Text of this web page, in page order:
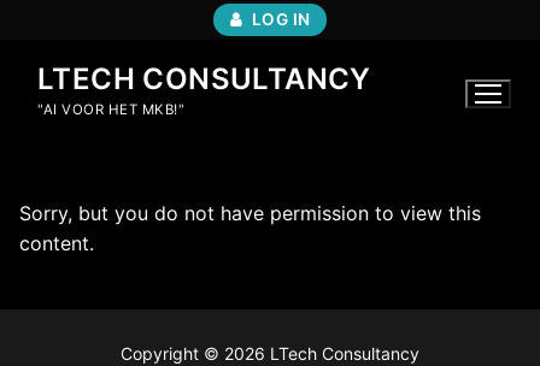
LOG IN
LTECH CONSULTANCY
"AI VOOR HET MKB!"
Sorry, but you do not have permission to view this
content.
Copyright © 2026 LTech Consultancy